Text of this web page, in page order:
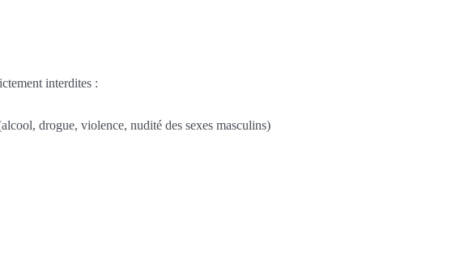
interdites :
drogue, violence, nudité des sexes masculins)